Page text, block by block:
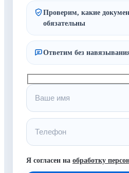
Проверим, какие
обязательны
Ответим без
Я согласен на обработку